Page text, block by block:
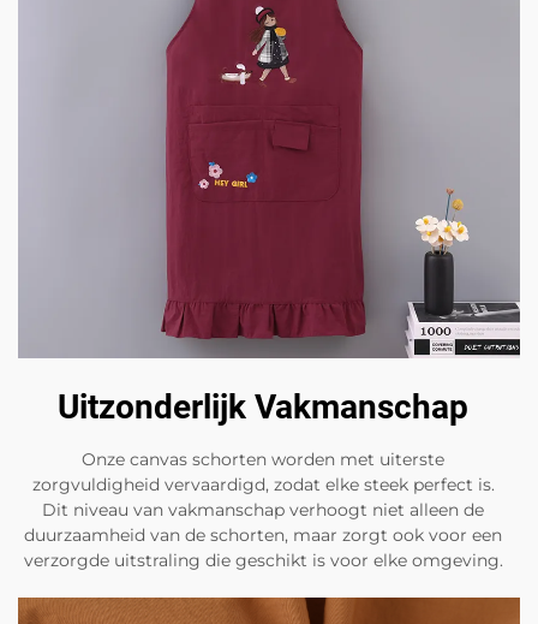
Uitzonderlijk Vakmanschap
Onze canvas schorten worden met uiterste
zorgvuldigheid vervaardigd, zodat elke steek perfect is.
Dit niveau van vakmanschap verhoogt niet alleen de
duurzaamheid van de schorten, maar zorgt ook voor een
verzorgde uitstraling die geschikt is voor elke omgeving.